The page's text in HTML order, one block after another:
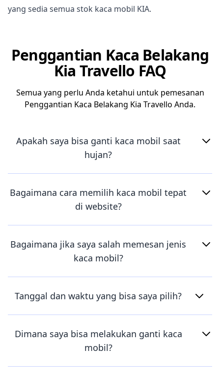
yang sedia semua stok kaca mobil KIA.
Penggantian Kaca Belakang
Kia Travello FAQ
Semua yang perlu Anda ketahui untuk pemesanan
Penggantian Kaca Belakang Kia Travello Anda.
Apakah saya bisa ganti kaca mobil saat
hujan?
Bagaimana cara memilih kaca mobil tepat
di website?
Bagaimana jika saya salah memesan jenis
kaca mobil?
Tanggal dan waktu yang bisa saya pilih?
Dimana saya bisa melakukan ganti kaca
mobil?